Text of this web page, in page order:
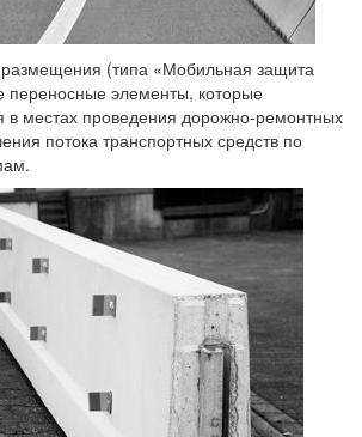
(типа «Мобильная защита
элементы, которые
в местах проведения дорожно-ремонтных
потока транспортных средств по